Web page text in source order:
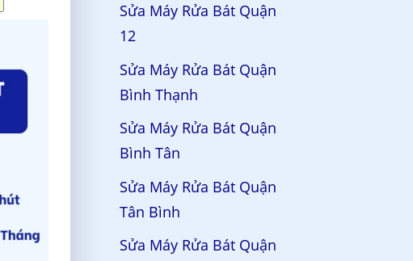
Sửa Máy Rửa Bát Quận
12
Sửa Máy Rửa Bát Quận
Bình Thạnh
Sửa Máy Rửa Bát Quận
Bình Tân
Sửa Máy Rửa Bát Quận
Tân Bình
Sửa Máy Rửa Bát Quận